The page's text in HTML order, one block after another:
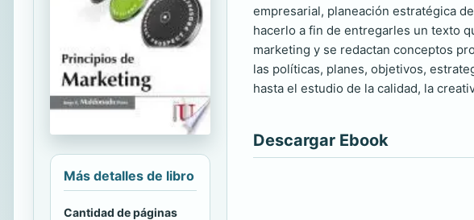
Más detalles de libro
Cantidad de páginas
empresarial, planeación estratégica
hacerlo a fin de entregarles un texto
marketing y se redactan conceptos
las políticas, planes, objetivos,
hasta el estudio de la calidad, la
Descargar Ebook